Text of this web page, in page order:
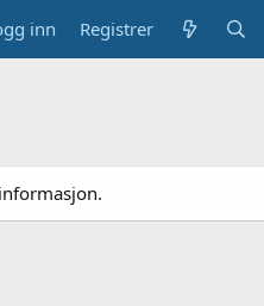
inn Registrer